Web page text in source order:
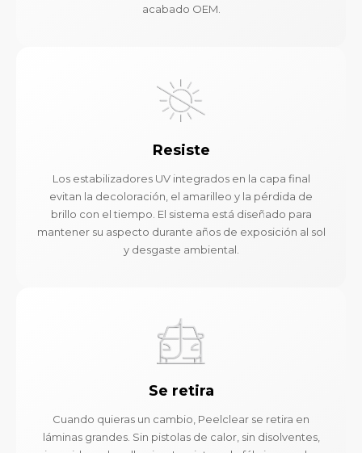
acabado OEM.
Resiste
Los estabilizadores UV integrados en la capa final
evitan la decoloración, el amarilleo y la pérdida de
brillo con el tiempo. El sistema está diseñado para
mantener su aspecto durante años de exposición al sol
y desgaste ambiental.
Se retira
Cuando quieras un cambio, Peelclear se retira en
láminas grandes. Sin pistolas de calor, sin disolventes,